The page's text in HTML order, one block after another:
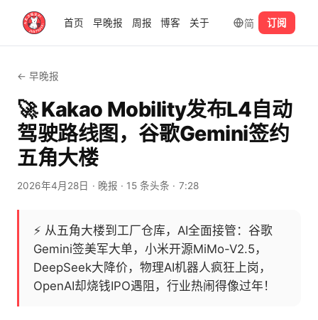
首页 早晚报 周报 博客 关于 简 订阅
← 早晚报
🚀 Kakao Mobility发布L4自动
驾驶路线图，谷歌Gemini签约
五角大楼
2026年4月28日 · 晚报 · 15 条头条 · 7:28
⚡ 从五角大楼到工厂仓库，AI全面接管：谷歌
Gemini签美军大单，小米开源MiMo-V2.5，
DeepSeek大降价，物理AI机器人疯狂上岗，
OpenAI却烧钱IPO遇阻，行业热闹得像过年！